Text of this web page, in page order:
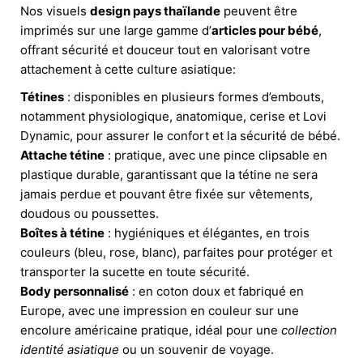
Nos visuels design pays thaïlande peuvent être
imprimés sur une large gamme d’articles pour bébé,
offrant sécurité et douceur tout en valorisant votre
attachement à cette culture asiatique:
Tétines : disponibles en plusieurs formes d’embouts,
notamment physiologique, anatomique, cerise et Lovi
Dynamic, pour assurer le confort et la sécurité de bébé.
Attache tétine : pratique, avec une pince clipsable en
plastique durable, garantissant que la tétine ne sera
jamais perdue et pouvant être fixée sur vêtements,
doudous ou poussettes.
Boîtes à tétine : hygiéniques et élégantes, en trois
couleurs (bleu, rose, blanc), parfaites pour protéger et
transporter la sucette en toute sécurité.
Body personnalisé : en coton doux et fabriqué en
Europe, avec une impression en couleur sur une
encolure américaine pratique, idéal pour une collection
identité asiatique ou un souvenir de voyage.